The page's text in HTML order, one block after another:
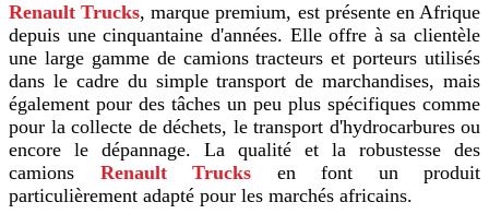
Renault Trucks, marque premium, est présente en Afrique
depuis une cinquantaine d'années. Elle offre à sa clientèle
une large gamme de camions tracteurs et porteurs utilisés
dans le cadre du simple transport de marchandises, mais
également pour des tâches un peu plus spécifiques comme
pour la collecte de déchets, le transport d'hydrocarbures ou
encore le dépannage. La qualité et la robustesse des
camions Renault Trucks en font un produit
particulièrement adapté pour les marchés africains.